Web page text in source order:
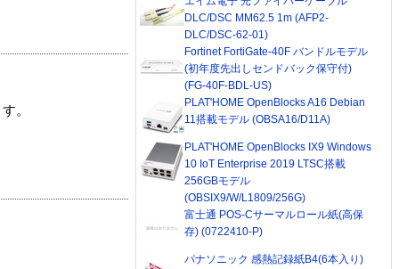
。
DLC/DSC MM62.5 1m (AFP2-
DLC/DSC-62-01)
Fortinet FortiGate-40F バンドルモデル
(初年度先出しセンドバック保守付)
(FG-40F-BDL-US)
PLAT'HOME OpenBlocks A16 Debian
11搭載モデル (OBSA16/D11A)
PLAT'HOME OpenBlocks IX9 Windows
10 IoT Enterprise 2019 LTSC搭載
256GBモデル
(OBSIX9/W/L1809/256G)
富士通 POS-Cサーマルロール紙(高保
存) (0722410-P)
パナソニック 感熱記録紙B4(6本入り)